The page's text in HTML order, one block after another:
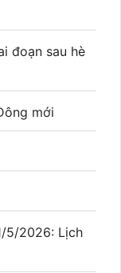
đoạn sau hè
mới
5/2026: Lịch